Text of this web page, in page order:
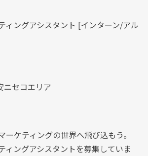
ィングアシスタント [インターン/アル
ニセコエリア
ーケティングの世界へ飛び込もう。
ィングアシスタントを募集していま